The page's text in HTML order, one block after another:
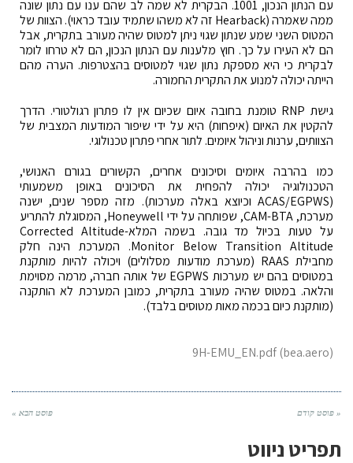
עם הנתון הנכון, 1001. הבקרית לא שמה לב שהם ענו עם נתון שונה
ממה שאמרה (Hearback זה לא משהו שתמיד עובד כראוי). הצוות של
המטוס השני שמע שנתון שגוי ניתן למטוס שהיה מעורב בתקרית, אבל
הם לא העירו על כך. חוץ מלענות עם הנתון הנכון, הם לא טרחו לומר
לבקרית כי היא מספקת נתון שגוי למטוסים בהצטרפות. הערה מהם
הייתה יכולה למנוע את התקרית החמורה.
גישת RNP טומנת בחובה איום שכיום אין לו פתרון רגולטורי. הדרך
להקטין את האיום (איפחות) היא על ידי שיפור המודעות המצבית של
הצוותים, ערנות וניהול איומים. לתור אחרי פתרון טכנולוגי.
כמו בהרבה איומים וסיכונים אחרים, הקשורים בגורם האנושי,
הטכנולוגיה יכולה להפחית את הסיכונים באופן משמעותי
(ACAS/EGPWS וכיוצא באלה מערכות). מזה מספר שנים, ישנה
מערכת, CAM-BTA, שפותחה על ידי Honeywell, המסוגלת להתריע
על טעות בכיול מד גובה. בשמה המלא-Corrected Altitude
Monitor Below Transition Altitude. המערכת הינה חלק
מחבילת RAAS (מערכת מודעות מסלולים) ויכולה להיות מותקנת
במטוסים בהם יש מערכות EGPWS של אותה חברה, מרמה מסוימת
והלאה. במטוס שהיה מעורב בתקרית, כמובן המערכת לא הותקנה
(מותקנת כיום בכמה מאות מטוסים בלבד).
9H-EMU_EN.pdf (bea.aero)
« פוסט קודם פוסט הבא »
תפריט ניווט